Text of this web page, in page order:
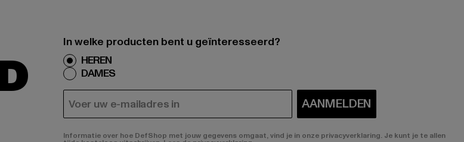
In welke producten bent u geïnteresseerd?
HEREN
DAMES
E-MAIL AANMELDEN
Informatie over hoe DefShop met jouw gegevens omgaat, vind je in onze privacyverklaring. Je kunt je te allen